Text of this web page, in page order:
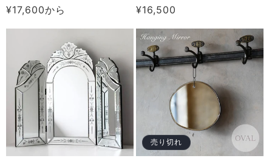
通
¥17,600から
通
価
格
¥16,500
売り切れ